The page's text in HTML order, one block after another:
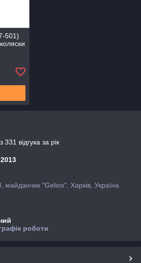
501)
відгука за рік
майданчик "Gelios", Харків, Україна
роботи